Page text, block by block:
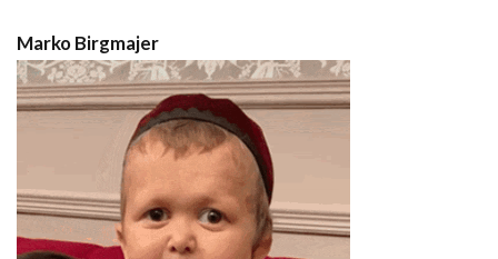
Marko Birgmajer